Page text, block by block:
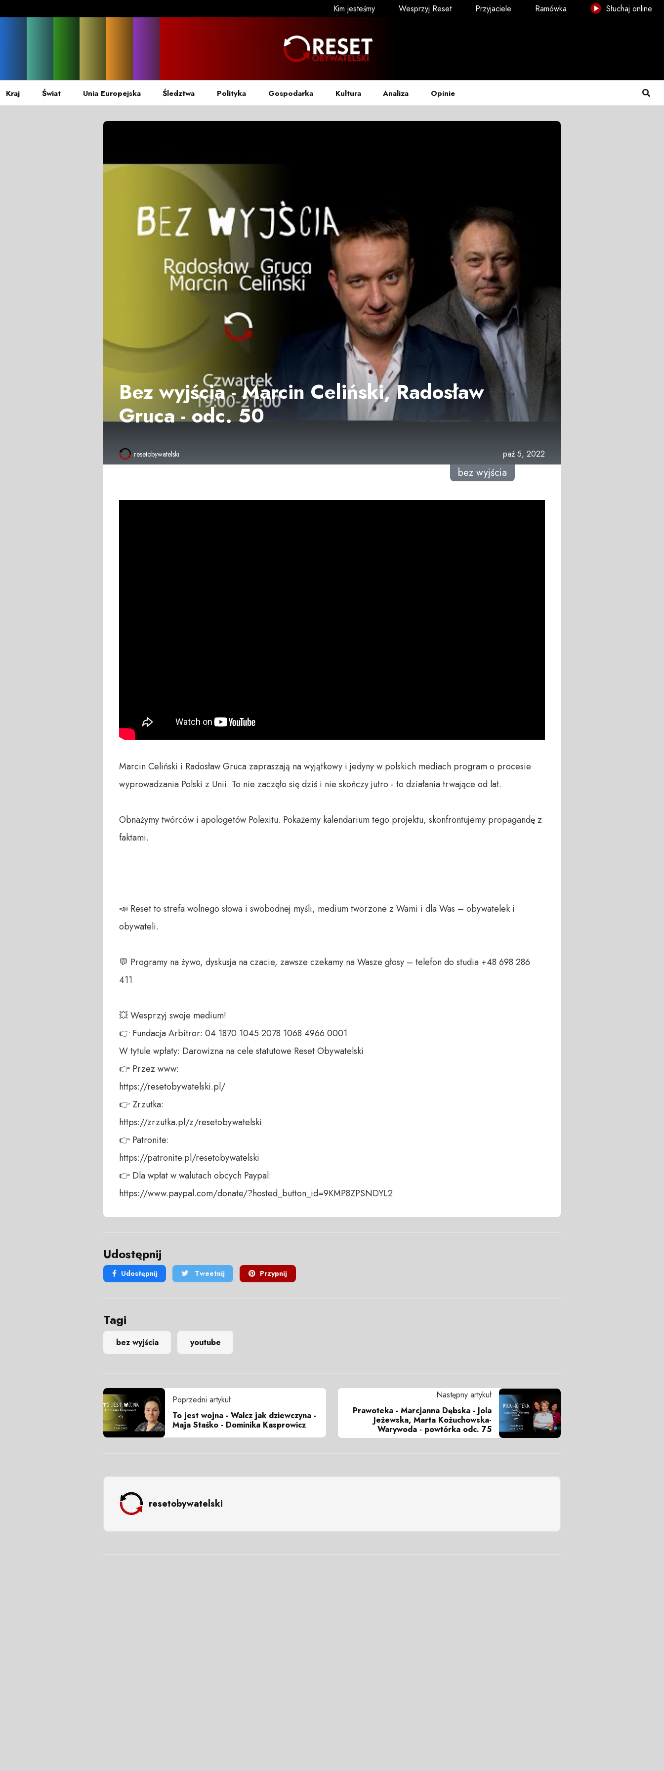
Kim jesteśmy Wesprzyj Reset Przyjaciele Ramówka Słuchaj online
Kraj Świat Unia Europejska Śledztwa Polityka Gospodarka Kultura Analiza Opinie
Bez wyjścia - Marcin Celiński, Radosław
Gruca - odc. 50
resetobywatelski paź 5, 2022
bez wyjścia
Marcin Celiński i Radosław Gruca zapraszają na wyjątkowy i jedyny w polskich mediach program o procesie
wyprowadzania Polski z Unii. To nie zaczęło się dziś i nie skończy jutro - to działania trwające od lat.
Obnażymy twórców i apologetów Polexitu. Pokażemy kalendarium tego projektu, skonfrontujemy propagandę z
faktami.
📣 Reset to strefa wolnego słowa i swobodnej myśli, medium tworzone z Wami i dla Was – obywatelek i
obywateli.
💬 Programy na żywo, dyskusja na czacie, zawsze czekamy na Wasze głosy – telefon do studia +48 698 286
411
💥 Wesprzyj swoje medium!
👉 Fundacja Arbitror: 04 1870 1045 2078 1068 4966 0001
W tytule wpłaty: Darowizna na cele statutowe Reset Obywatelski
👉 Przez www:
https://resetobywatelski.pl/
👉 Zrzutka:
https://zrzutka.pl/z/resetobywatelski
👉 Patronite:
https://patronite.pl/resetobywatelski
👉 Dla wpłat w walutach obcych Paypal:
https://www.paypal.com/donate/?hosted_button_id=9KMP8ZPSNDYL2
Udostępnij
Udostępnij Tweetnij Przypnij
Tagi
bez wyjścia youtube
Poprzedni artykuł
To jest wojna - Walcz jak dziewczyna -
Maja Staśko - Dominika Kasprowicz
Następny artykuł
Prawoteka - Marcjanna Dębska - Jola
Jeżewska, Marta Kożuchowska-
Warywoda - powtórka odc. 75
resetobywatelski